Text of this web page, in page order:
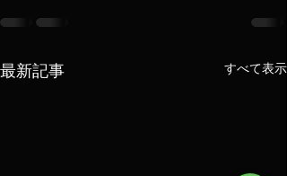
最新記事 すべて表示